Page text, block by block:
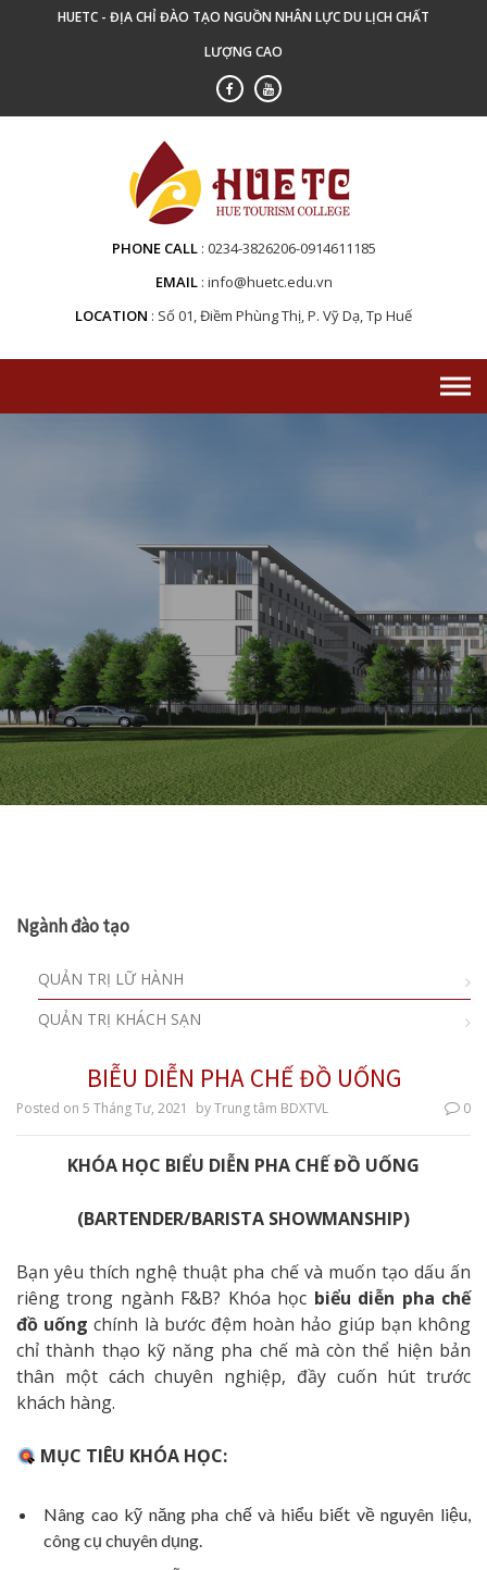
HUETC - ĐỊA CHỈ ĐÀO TẠO NGUỒN NHÂN LỰC DU LỊCH CHẤT
LƯỢNG CAO
PHONE CALL 0234-3826206-0914611185
EMAIL info@huetc.edu.vn
LOCATION
Số 01, Điềm Phùng Thị, P. Vỹ Dạ, Tp Huế
Ngành đào tạo
QUẢN TRỊ LỮ HÀNH
QUẢN TRỊ KHÁCH SẠN
BIỄU DIỄN PHA CHẾ ĐỒ UỐNG
Posted on 5 Tháng Tư, 2021 byTrung tâm BDXTVL 0
KHÓA HỌC BIỂU DIỄN PHA CHẾ ĐỒ UỐNG
(BARTENDER/BARISTA SHOWMANSHIP)
Bạn yêu thích nghệ thuật pha chế và muốn tạo dấu ấn
riêng trong ngành F&B? Khóa học biểu diễn pha chế
đồ uống chính là bước đệm hoàn hảo giúp bạn không
chỉ thành thạo kỹ năng pha chế mà còn thể hiện bản
thân một cách chuyên nghiệp, đầy cuốn hút trước
khách hàng.
MỤC TIÊU KHÓA HỌC:
Nâng cao kỹ năng pha chế và hiểu biết về nguyên liệu,
công cụ chuyên dụng.